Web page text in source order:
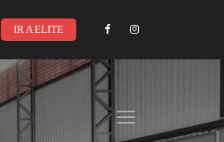
IR A ELITE